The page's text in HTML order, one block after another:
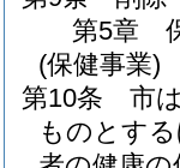
第5章
(保健事業)
第10条
市
ものとす